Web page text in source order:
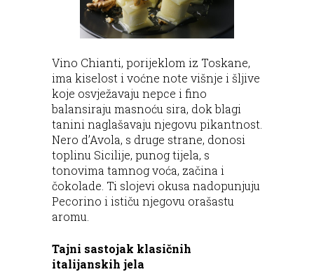
Vino Chianti, porijeklom iz Toskane,
ima kiselost i voćne note višnje i šljive
koje osvježavaju nepce i fino
balansiraju masnoću sira, dok blagi
tanini naglašavaju njegovu pikantnost.
Nero d’Avola, s druge strane, donosi
toplinu Sicilije, punog tijela, s
tonovima tamnog voća, začina i
čokolade. Ti slojevi okusa nadopunjuju
Pecorino i ističu njegovu orašastu
aromu.
Tajni sastojak klasičnih
italijanskih jela